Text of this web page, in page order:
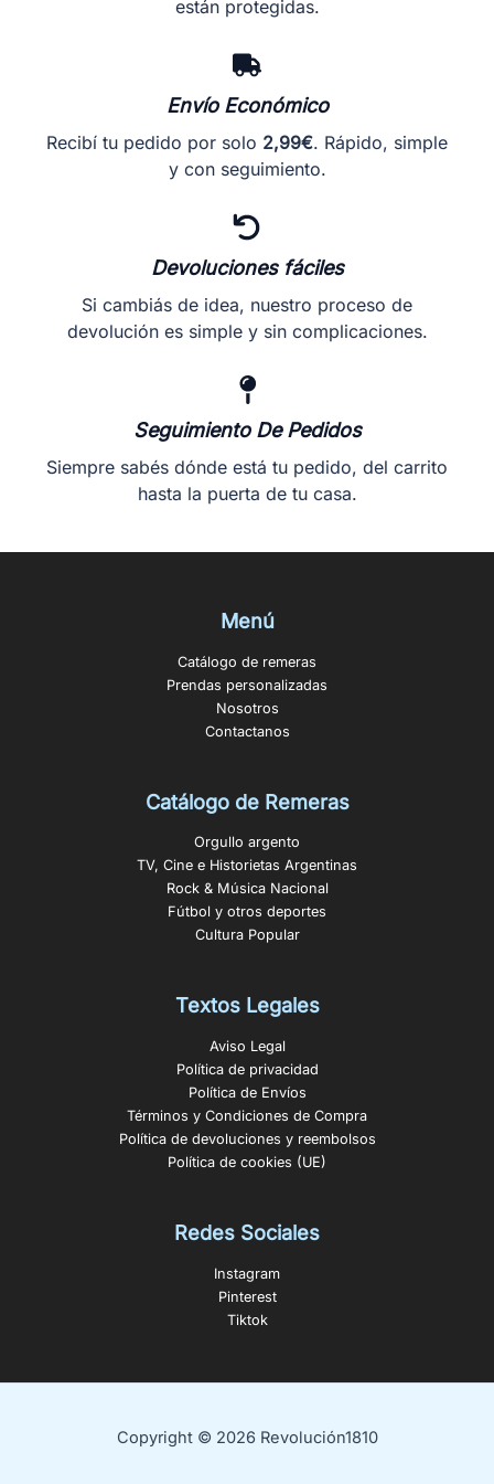
producto
están protegidas.
Envío Económico
Recibí tu pedido por solo 2,99€. Rápido, simple
y con seguimiento.
Devoluciones fáciles
Si cambiás de idea, nuestro proceso de
devolución es simple y sin complicaciones.
Seguimiento De Pedidos
Siempre sabés dónde está tu pedido, del carrito
hasta la puerta de tu casa.
Menú
Catálogo de remeras
Prendas personalizadas
Nosotros
Contactanos
Catálogo de Remeras
Orgullo argento
TV, Cine e Historietas Argentinas
Rock & Música Nacional
Fútbol y otros deportes
Cultura Popular
Textos Legales
Aviso Legal
Política de privacidad
Política de Envíos
Términos y Condiciones de Compra
Política de devoluciones y reembolsos
Política de cookies (UE)
Redes Sociales
Instagram
Pinterest
Tiktok
Copyright © 2026 Revolución1810